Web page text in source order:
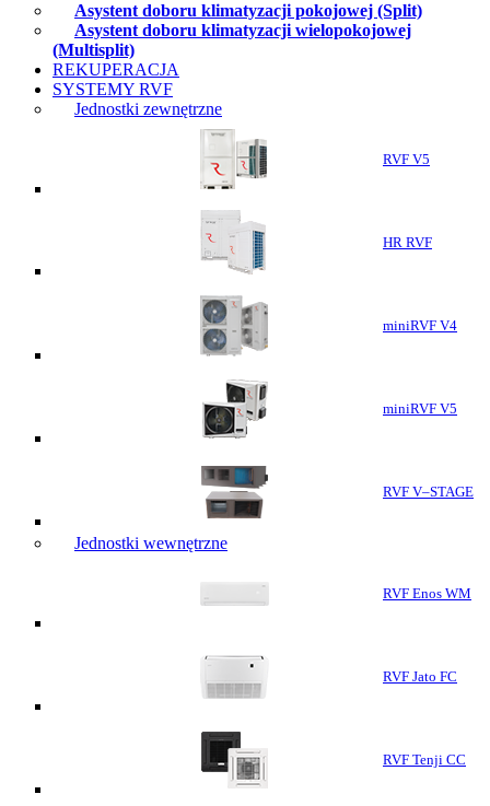
Asystent doboru klimatyzacji pokojowej (Split)
Asystent doboru klimatyzacji wielopokojowej
(Multisplit)
REKUPERACJA
SYSTEMY RVF
Jednostki zewnętrzne
RVF V5
HR RVF
miniRVF V4
miniRVF V5
RVF V–STAGE
Jednostki wewnętrzne
RVF Enos WM
RVF Jato FC
RVF Tenji CC